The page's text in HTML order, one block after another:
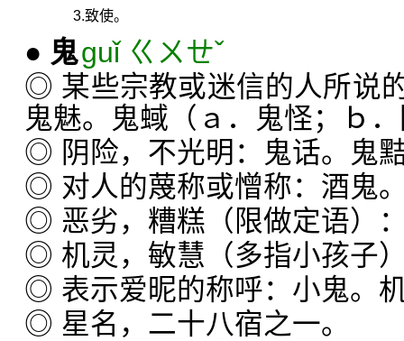
3.致使。
● 鬼guǐ ㄍㄨㄝˇ
◎ 某些宗教或迷信的人所说
鬼魅。鬼蜮（ａ．鬼怪；ｂ
◎ 阴险，不光明：鬼话。鬼
◎ 对人的蔑称或憎称：酒鬼
◎ 恶劣，糟糕（限做定语）
◎ 机灵，敏慧（多指小孩子
◎ 表示爱昵的称呼：小鬼。
◎ 星名，二十八宿之一。